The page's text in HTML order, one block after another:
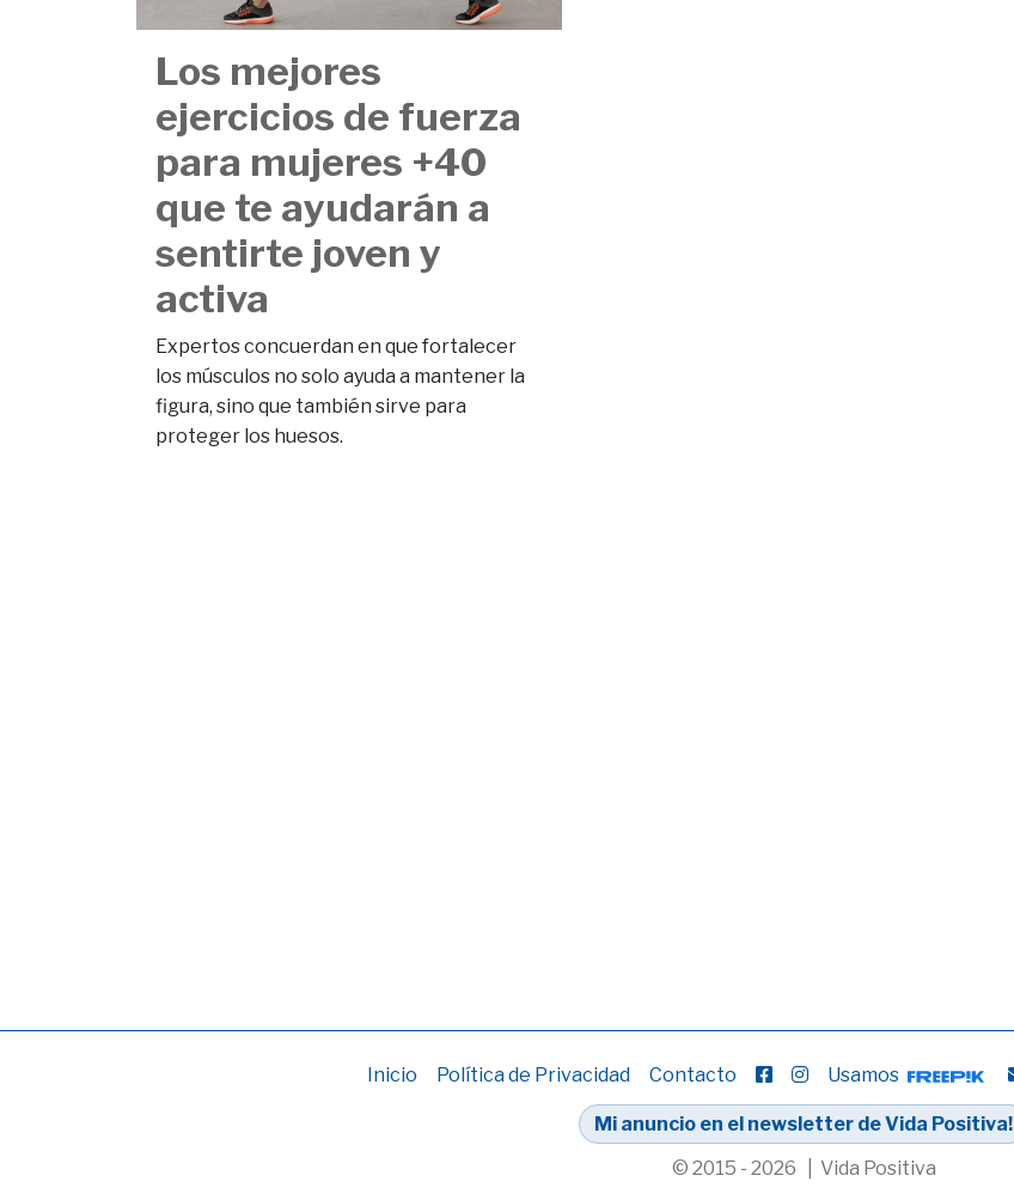
Los mejores
ejercicios de fuerza
para mujeres +40
que te ayudarán a
sentirte joven y
activa
Expertos concuerdan en que fortalecer
los músculos no solo ayuda a mantener la
figura, sino que también sirve para
proteger los huesos.
Inicio Política de Privacidad Contacto Usamos
Mi anuncio en el newsletter de Vida Positiva!
© 2015 - 2026 | Vida Positiva